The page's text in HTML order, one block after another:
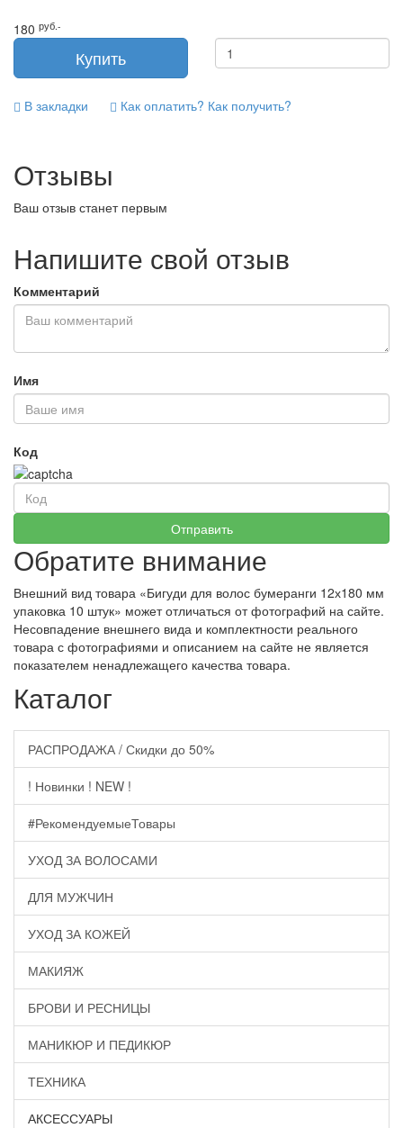
180 руб.-
В закладки Как оплатить? Как получить?
Отзывы
Ваш отзыв станет первым
Напишите свой отзыв
Комментарий
Имя
Код
Обратите внимание
Внешний вид товара «Бигуди для волос бумеранги 12х180 мм
упаковка 10 штук» может отличаться от фотографий на сайте.
Несовпадение внешнего вида и комплектности реального
товара с фотографиями и описанием на сайте не является
показателем ненадлежащего качества товара.
Каталог
РАСПРОДАЖА / Скидки до 50%
! Новинки ! NEW !
#РекомендуемыеТовары
УХОД ЗА ВОЛОСАМИ
ДЛЯ МУЖЧИН
УХОД ЗА КОЖЕЙ
МАКИЯЖ
БРОВИ И РЕСНИЦЫ
МАНИКЮР И ПЕДИКЮР
ТЕХНИКА
АКСЕССУАРЫ